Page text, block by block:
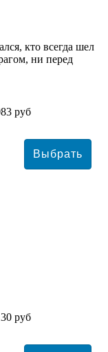
кто всегда шел
ни перед
руб
руб